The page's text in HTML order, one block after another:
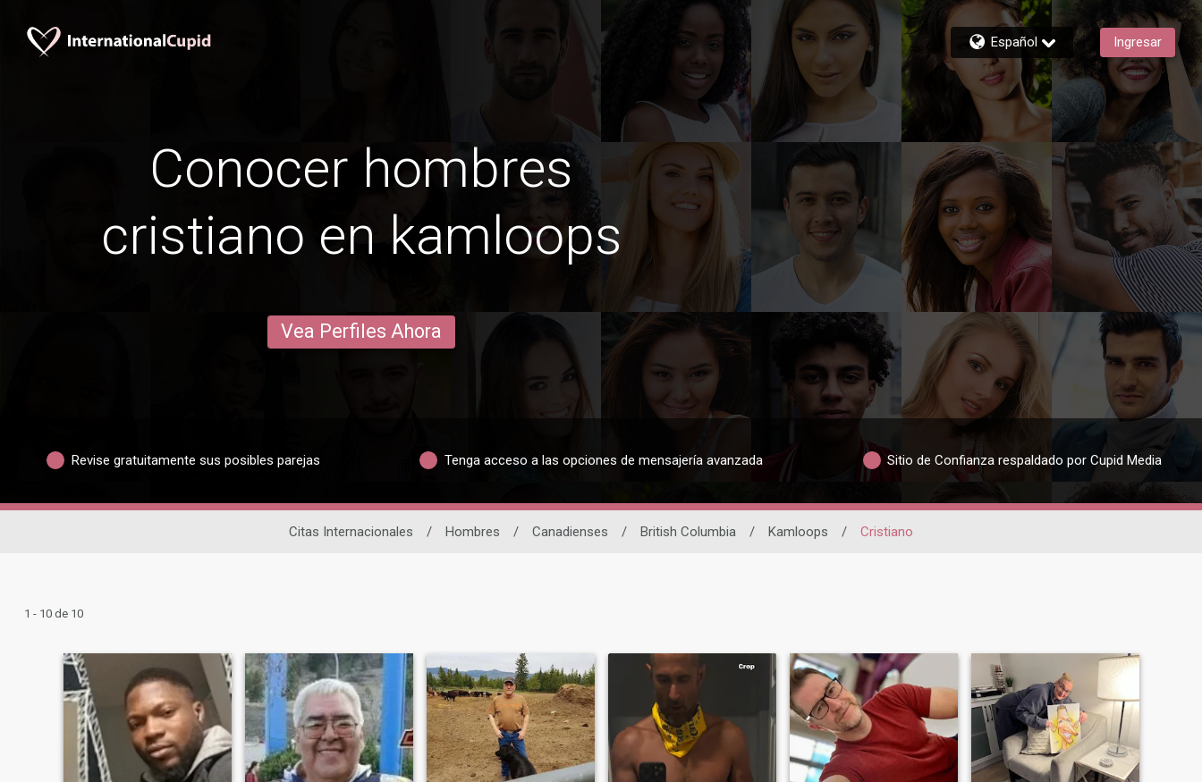
Español Ingresar
Conocer hombres
cristiano en kamloops
Vea Perfiles Ahora
Revise gratuitamente sus posibles parejas Tenga acceso a las opciones de mensajería avanzada Sitio de Confianza respaldado por Cupid Media
Citas Internacionales / Hombres / Canadienses / British Columbia / Kamloops / Cristiano
1 - 10 de 10